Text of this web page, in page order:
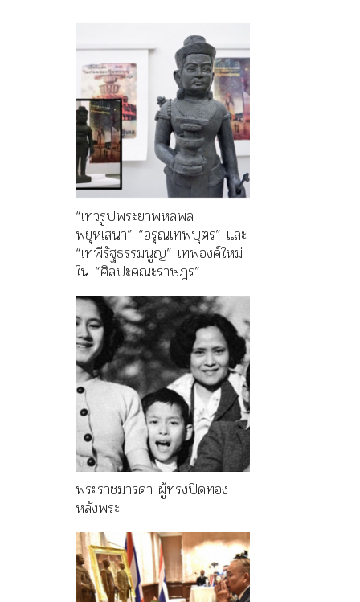
“เทวรูปพระยาพหลพล
พยุหเสนา” “อรุณเทพบุตร” และ
“เทพีรัฐธรรมนูญ” เทพองค์ใหม่
ใน “ศิลปะคณะราษฎร”
พระราชมารดา ผู้ทรงปิดทอง
หลังพระ